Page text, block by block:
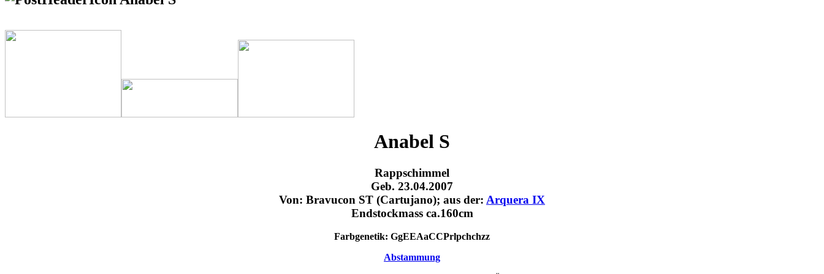
Anabel S
Rappschimmel
Geb. 23.04.2007
Von: Bravucon ST (Cartujano); aus der: Arquera IX
Endstockmass ca.160cm
Farbgenetik: GgEEAaCCPrlpchchzz
Abstammung